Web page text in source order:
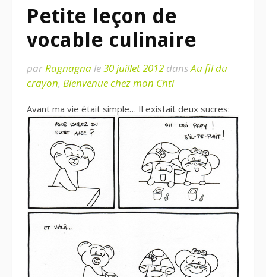
Petite leçon de
vocable culinaire
parRagnagnale30 juillet 2012 dansAu fil du
crayon, Bienvenue chez mon Chti
Avant ma vie était simple… Il existait deux sucres: